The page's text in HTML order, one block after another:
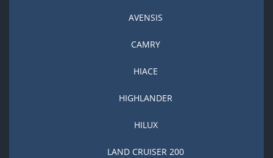
AVENSIS
CAMRY
HIACE
HIGHLANDER
HILUX
LAND CRUISER 200